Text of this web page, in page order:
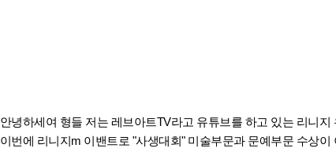
안녕하세여 형들 저는 레브아트TV라고 유튜브를 하고 있는 리니지
이번에 리니지m 이밴트로 "사생대회" 미술부문과 문예부문 수상이